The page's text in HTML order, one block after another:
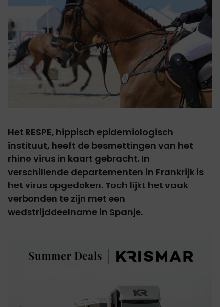
Het RESPE, hippisch epidemiologisch
instituut, heeft de besmettingen van het
rhino virus in kaart gebracht. In
verschillende departementen in Frankrijk is
het virus opgedoken. Toch lijkt het vaak
verbonden te zijn met een
wedstrijddeelname in Spanje.